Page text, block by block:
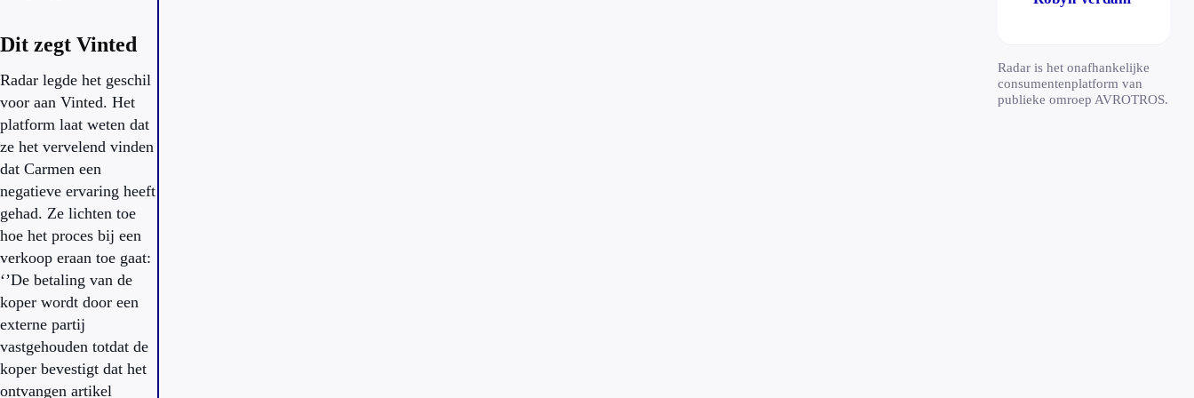
Dit zegt Vinted
Radar legde het geschil
voor aan Vinted. Het
platform laat weten dat
ze het vervelend vinden
dat Carmen een
negatieve ervaring heeft
gehad. Ze lichten toe
hoe het proces bij een
verkoop eraan toe gaat:
‘’De betaling van de
koper wordt door een
externe partij
vastgehouden totdat de
koper bevestigt dat het
ontvangen artikel
Radar is het onafhankelijke
consumentenplatform van
publieke omroep AVROTROS.